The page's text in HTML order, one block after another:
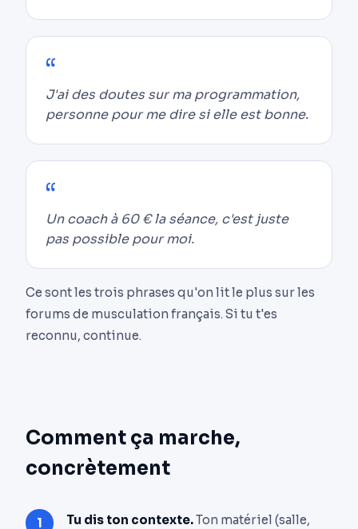
J'ai des doutes sur ma programmation,
personne pour me dire si elle est bonne.
Un coach à 60 € la séance, c'est juste
pas possible pour moi.
Ce sont les trois phrases qu'on lit le plus sur les
forums de musculation français. Si tu t'es
reconnu, continue.
Comment ça marche,
concrètement
Tu dis ton contexte.Ton matériel (salle,